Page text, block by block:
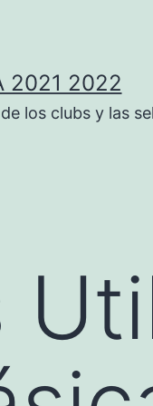
2021 2022
los clubs y las